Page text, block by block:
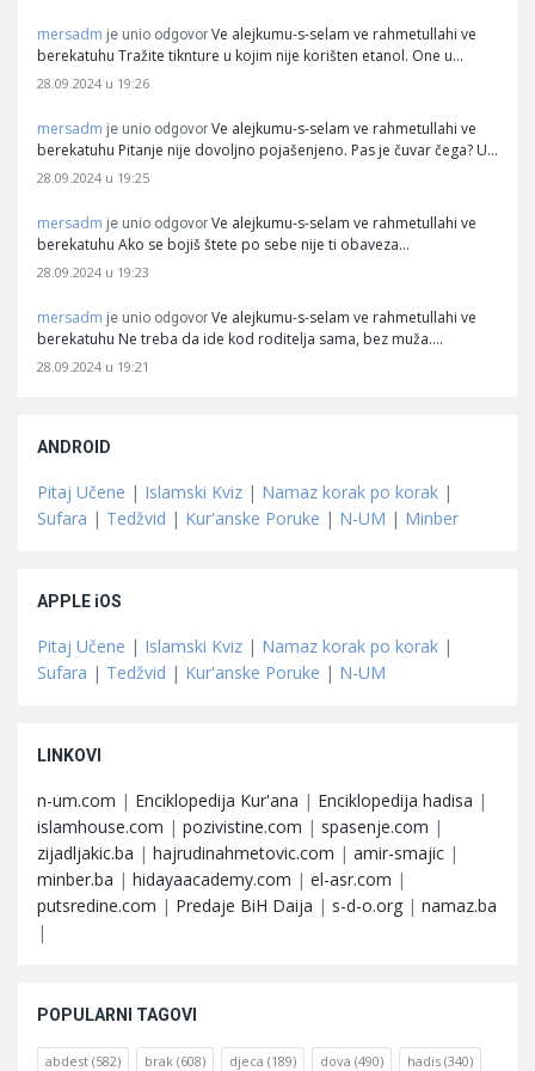
mersadm je unio odgovor Ve alejkumu-s-selam ve rahmetullahi ve
berekatuhu Tražite tiknture u kojim nije korišten etanol. One u…
28.09.2024 u 19:26
mersadm je unio odgovor Ve alejkumu-s-selam ve rahmetullahi ve
berekatuhu Pitanje nije dovoljno pojašenjeno. Pas je čuvar čega? U…
28.09.2024 u 19:25
mersadm je unio odgovor Ve alejkumu-s-selam ve rahmetullahi ve
berekatuhu Ako se bojiš štete po sebe nije ti obaveza…
28.09.2024 u 19:23
mersadm je unio odgovor Ve alejkumu-s-selam ve rahmetullahi ve
berekatuhu Ne treba da ide kod roditelja sama, bez muža.…
28.09.2024 u 19:21
ANDROID
Pitaj Učene | Islamski Kviz | Namaz korak po korak |
Sufara | Tedžvid | Kur'anske Poruke | N-UM | Minber
APPLE iOS
Pitaj Učene | Islamski Kviz | Namaz korak po korak |
Sufara | Tedžvid | Kur'anske Poruke | N-UM
LINKOVI
n-um.com | Enciklopedija Kur'ana | Enciklopedija hadisa |
islamhouse.com | pozivistine.com | spasenje.com |
zijadljakic.ba | hajrudinahmetovic.com | amir-smajic |
minber.ba | hidayaacademy.com | el-asr.com |
putsredine.com | Predaje BiH Daija | s-d-o.org | namaz.ba
|
POPULARNI TAGOVI
abdest (582) brak (608) djeca (189) dova (490) hadis (340)